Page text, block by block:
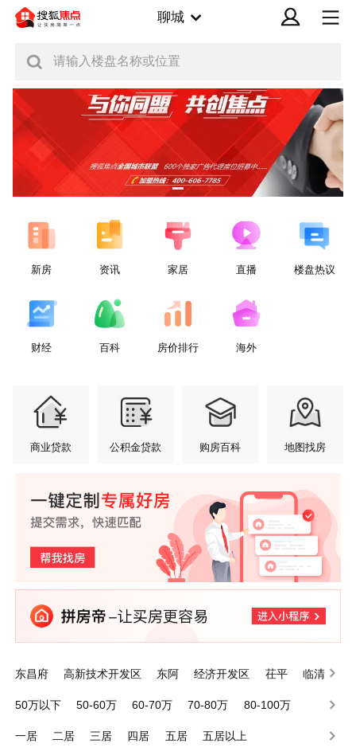
聊城
请输入楼盘名称或位置
新房 资讯 家居 直播 楼盘热议
财经 百科 房价排行 海外
商业贷款 公积金贷款 购房百科 地图找房
东昌府 高新技术开发区 东阿 经济开发区 茌平
临清
50万以下
50-60万 60-70万 70-80万
80-100万
一居
二居 三居 四居 五居 五居以上